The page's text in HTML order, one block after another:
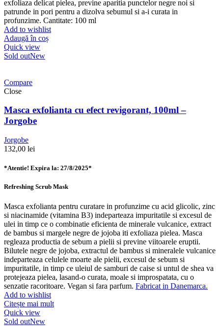
exfoliaza delicat pielea, previne aparitia punctelor negre noi si
patrunde in pori pentru a dizolva sebumul si a-i curata in
profunzime. Cantitate: 100 ml
Add to wishlist
Adaugă în coș
Quick view
Sold outNew
Compare
Close
Masca exfolianta cu efect revigorant, 100ml –
Jorgobe
Jorgobe
132,00 lei
*Atentie! Expira la: 27/8/2025*
Refreshing Scrub Mask
Masca exfolianta pentru curatare in profunzime cu acid glicolic, zinc
si niacinamide (vitamina B3) indeparteaza impuritatile si excesul de
ulei in timp ce o combinatie eficienta de minerale vulcanice, extract
de bambus si margele negre de jojoba iti exfoliaza pielea. Masca
regleaza productia de sebum a pielii si previne viitoarele eruptii.
Bilutele negre de jojoba, extractul de bambus si mineralele vulcanice
indeparteaza celulele moarte ale pielii, excesul de sebum si
impuritatile, in timp ce uleiul de samburi de caise si untul de shea va
protejeaza pielea, lasand-o curata, moale si improspatata, cu o
senzatie racoritoare. Vegan si fara parfum. Fabricat in Danemarca.
Add to wishlist
Citește mai mult
Quick view
Sold outNew